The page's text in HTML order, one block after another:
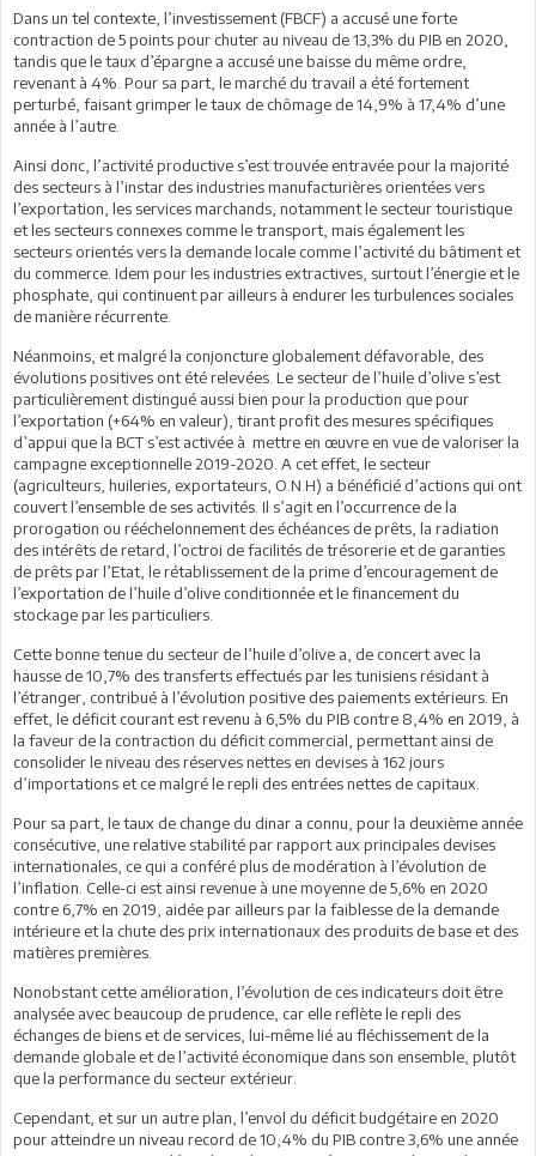
Dans un tel contexte, l’investissement (FBCF) a accusé une forte
contraction de 5 points pour chuter au niveau de 13,3% du PIB en 2020,
tandis que le taux d’épargne a accusé une baisse du même ordre,
revenant à 4%. Pour sa part, le marché du travail a été fortement
perturbé, faisant grimper le taux de chômage de 14,9% à 17,4% d’une
année à l’autre.
Ainsi donc, l’activité productive s’est trouvée entravée pour la majorité
des secteurs à l’instar des industries manufacturières orientées vers
l’exportation, les services marchands, notamment le secteur touristique
et les secteurs connexes comme le transport, mais également les
secteurs orientés vers la demande locale comme l’activité du bâtiment et
du commerce. Idem pour les industries extractives, surtout l’énergie et le
phosphate, qui continuent par ailleurs à endurer les turbulences sociales
de manière récurrente.
Néanmoins, et malgré la conjoncture globalement défavorable, des
évolutions positives ont été relevées. Le secteur de l’huile d’olive s’est
particulièrement distingué aussi bien pour la production que pour
l’exportation (+64% en valeur), tirant profit des mesures spécifiques
d’appui que la BCT s’est activée à mettre en œuvre en vue de valoriser la
campagne exceptionnelle 2019-2020. A cet effet, le secteur
(agriculteurs, huileries, exportateurs, O.N.H) a bénéficié d’actions qui ont
couvert l’ensemble de ses activités. Il s’agit en l’occurrence de la
prorogation ou rééchelonnement des échéances de prêts, la radiation
des intérêts de retard, l’octroi de facilités de trésorerie et de garanties
de prêts par l’Etat, le rétablissement de la prime d’encouragement de
l’exportation de l’huile d’olive conditionnée et le financement du
stockage par les particuliers.
Cette bonne tenue du secteur de l’huile d’olive a, de concert avec la
hausse de 10,7% des transferts effectués par les tunisiens résidant à
l’étranger, contribué à l’évolution positive des paiements extérieurs. En
effet, le déficit courant est revenu à 6,5% du PIB contre 8,4% en 2019, à
la faveur de la contraction du déficit commercial, permettant ainsi de
consolider le niveau des réserves nettes en devises à 162 jours
d’importations et ce malgré le repli des entrées nettes de capitaux.
Pour sa part, le taux de change du dinar a connu, pour la deuxième année
consécutive, une relative stabilité par rapport aux principales devises
internationales, ce qui a conféré plus de modération à l’évolution de
l’inflation. Celle-ci est ainsi revenue à une moyenne de 5,6% en 2020
contre 6,7% en 2019, aidée par ailleurs par la faiblesse de la demande
intérieure et la chute des prix internationaux des produits de base et des
matières premières.
Nonobstant cette amélioration, l’évolution de ces indicateurs doit être
analysée avec beaucoup de prudence, car elle reflète le repli des
échanges de biens et de services, lui-même lié au fléchissement de la
demande globale et de l’activité économique dans son ensemble, plutôt
que la performance du secteur extérieur.
Cependant, et sur un autre plan, l’envol du déficit budgétaire en 2020
pour atteindre un niveau record de 10,4% du PIB contre 3,6% une année